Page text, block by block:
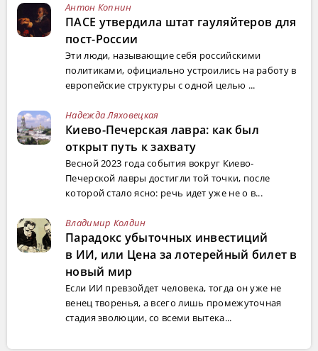
Антон Копнин
ПАСЕ утвердила штат гауляйтеров для
пост-России
Эти люди, называющие себя российскими
политиками, официально устроились на работу в
европейские структуры с одной целью ...
Надежда Ляховецкая
Киево-Печерская лавра: как был
открыт путь к захвату
Весной 2023 года события вокруг Киево-
Печерской лавры достигли той точки, после
которой стало ясно: речь идет уже не о в...
Владимир Колдин
Парадокс убыточных инвестиций
в ИИ, или Цена за лотерейный билет в
новый мир
Если ИИ превзойдет человека, тогда он уже не
венец творенья, а всего лишь промежуточная
стадия эволюции, со всеми вытека...